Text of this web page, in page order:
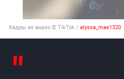
Кадры из видео © TikTok / alyssa_mae1320